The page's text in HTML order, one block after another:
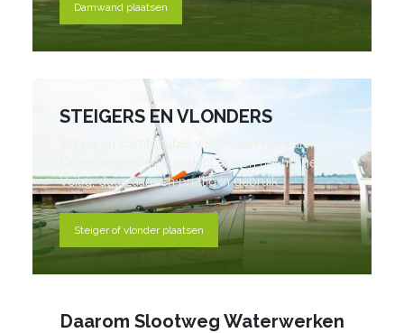
Damwand plaatsen
STEIGERS EN VLONDERS
Stijlvol en comfortabel wonen aan het water?
Onze steigers en vlonders maken het mogelijk.
Veilig, duurzaam en prettig in gebruik.
Steiger of vlonder plaatsen
Daarom Slootweg Waterwerken